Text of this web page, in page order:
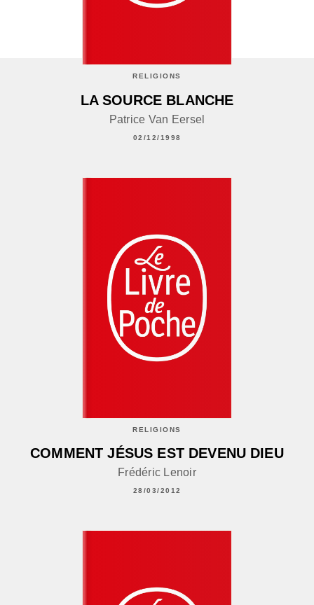
RELIGIONS
LA SOURCE BLANCHE
Patrice Van Eersel
02/12/1998
RELIGIONS
COMMENT JÉSUS EST DEVENU DIEU
Frédéric Lenoir
28/03/2012